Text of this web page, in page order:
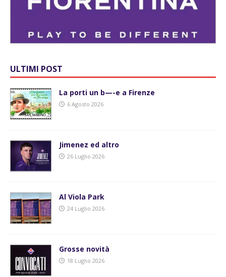
ULTIMI POST
La porti un b—-e a Firenze
6 Agosto 2026
Jimenez ed altro
26 Luglio 2026
Al Viola Park
24 Luglio 2026
Grosse novità
18 Luglio 2026